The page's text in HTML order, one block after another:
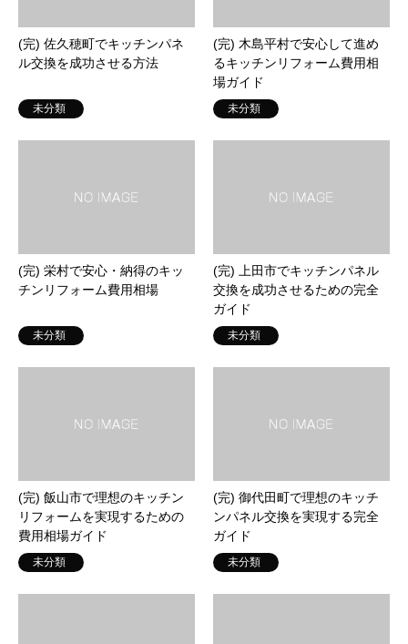
(完) 佐久穂町でキッチンパネ
ル交換を成功させる方法
未分類
(完) 木島平村で安心して進め
るキッチンリフォーム費用相
場ガイド
未分類
(完) 栄村で安心・納得のキッ
チンリフォーム費用相場
未分類
(完) 上田市でキッチンパネル
交換を成功させるための完全
ガイド
未分類
(完) 飯山市で理想のキッチン
リフォームを実現するための
費用相場ガイド
未分類
(完) 御代田町で理想のキッチ
ンパネル交換を実現する完全
ガイド
未分類